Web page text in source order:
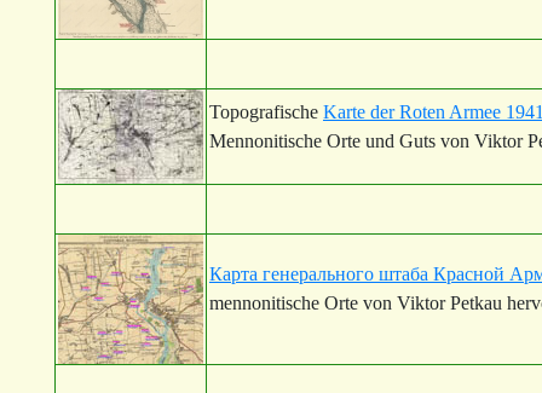
Topografische Karte der Roten Armee
Mennonitische Orte und Guts von Viktor
Карта генерального штаба Красной
mennonitische Orte von Viktor Petkau